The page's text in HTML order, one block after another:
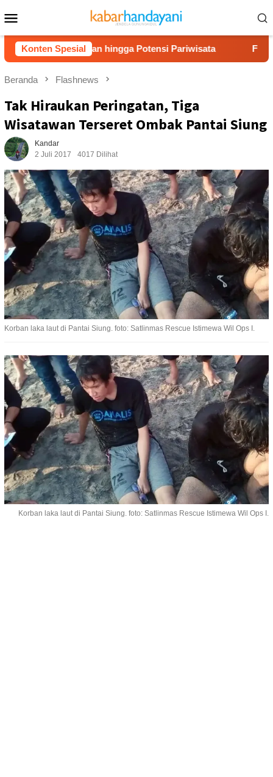
ke
kontenMobile
Konten Spesial
Jalan hingga Potensi Pariwisata Film “Nalar”
Beranda Flashnews
Tak Hiraukan Peringatan, Tiga
Wisatawan Terseret Ombak Pantai Siung
Kandar
2 Juli 2017
4017 Dilihat
Korban laka laut di Pantai Siung. foto: Satlinmas Rescue Istimewa Wil Ops I.
Korban laka laut di Pantai Siung. foto: Satlinmas Rescue Istimewa Wil Ops I.